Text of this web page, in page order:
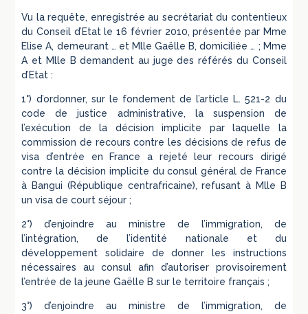
Vu la requête, enregistrée au secrétariat du contentieux
du Conseil d’Etat le 16 février 2010, présentée par Mme
Elise A, demeurant … et Mlle Gaëlle B, domiciliée … ; Mme
A et Mlle B demandent au juge des référés du Conseil
d’Etat :
1°) d’ordonner, sur le fondement de l’article L. 521-2 du
code de justice administrative, la suspension de
l’exécution de la décision implicite par laquelle la
commission de recours contre les décisions de refus de
visa d’entrée en France a rejeté leur recours dirigé
contre la décision implicite du consul général de France
à Bangui (République centrafricaine), refusant à Mlle B
un visa de court séjour ;
2°) d’enjoindre au ministre de l’immigration, de
l’intégration, de l’identité nationale et du
développement solidaire de donner les instructions
nécessaires au consul afin d’autoriser provisoirement
l’entrée de la jeune Gaëlle B sur le territoire français ;
3°) d’enjoindre au ministre de l’immigration, de